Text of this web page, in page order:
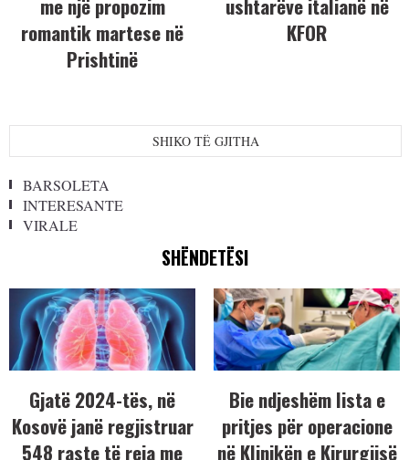
me një propozim
romantik martese në
Prishtinë
ushtarëve italianë në
KFOR
SHIKO TË GJITHA
BARSOLETA
INTERESANTE
VIRALE
SHËNDETËSI
Gjatë 2024-tës, në
Kosovë janë regjistruar
548 raste të reja me
Bie ndjeshëm lista e
pritjes për operacione
në Klinikën e Kirurgjisë